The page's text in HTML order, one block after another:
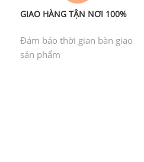
GIAO HÀNG TẬN NƠI 100%
Đảm bảo thời gian bàn giao
sản phẩm